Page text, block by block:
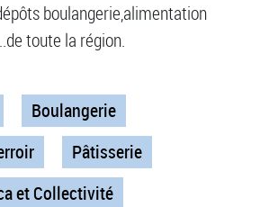
boulangerie,alimentation
toute la région.
Boulangerie
Pâtisserie
et Collectivité